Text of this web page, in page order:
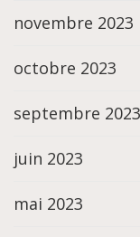
novembre 2023
octobre 2023
septembre 2023
juin 2023
mai 2023